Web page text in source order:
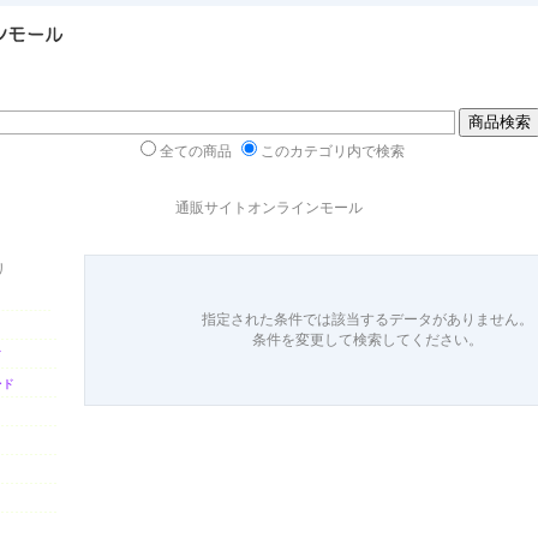
全ての商品 このカテゴリ内で検索
通販サイトオンラインモール
指定された条件では該当するデータがありません。
条件を変更して検索してください。